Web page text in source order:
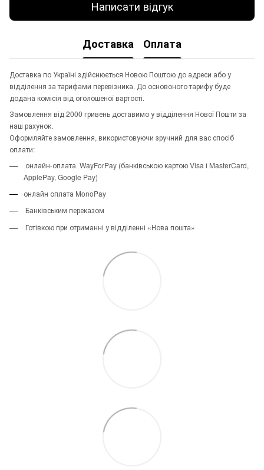
Написати відгук
Доставка Оплата
Доставка по Україні здійснюється Новою Поштою до адреси або у
відділення за тарифами перевізника. До основоного тарифу буде
додана комісія від оголошеної вартості.
Замовлення від 2000 гривень доставимо у відділення Нової Пошти за
наш рахунок.
Оформляйте замовлення, використовуючи зручний для вас спосіб
оплати:
онлайн-оплата WayForPay (банківською картою Visa і MasterCard,
ApplePay, Google Pay)
онлайн оплата MonoPay
Банківським переказом
Готівкою при отриманні у відділенні «Нова пошта»